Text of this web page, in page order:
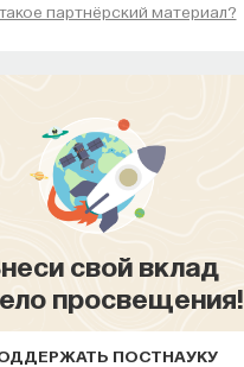
партнёрский материал?
свой вклад
просвещения!
ПОСТНАУКУ
сном
СОХРАНИТЬ КУРС